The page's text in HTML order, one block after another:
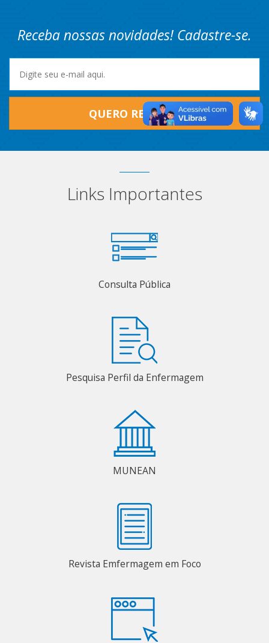
Receba nossas novidades! Cadastre-se.
QUERO RECEBER
Links Importantes
Consulta Pública
Pesquisa Perfil da Enfermagem
MUNEAN
Revista Emfermagem em Foco